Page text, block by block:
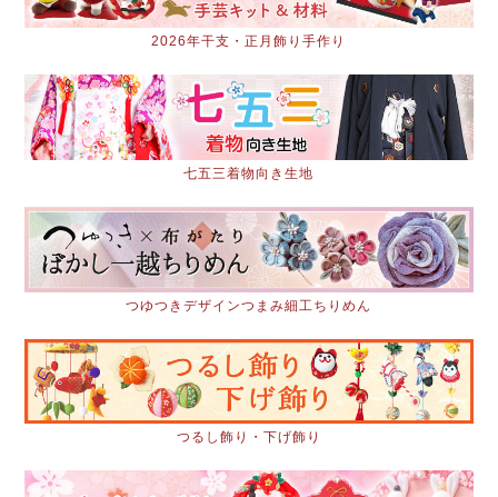
2026年干支・正月飾り手作り
七五三着物向き生地
つゆつきデザインつまみ細工ちりめん
つるし飾り・下げ飾り